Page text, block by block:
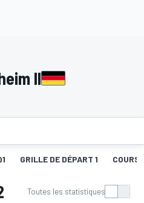
II
GRILLE DE DÉPART 1
Toutes les statistiques